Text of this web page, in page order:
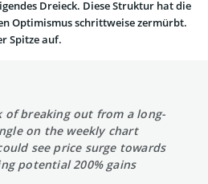
Dreieck. Diese Struktur hat die
Optimismus schrittweise zermürbt.
Spitze auf.
of breaking out from a long-
on the weekly chart
see price surge towards
potential 200% gains